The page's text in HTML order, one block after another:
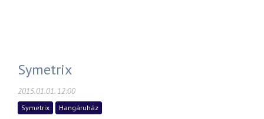
Symetrix
2015.01.01. 12:00
Symetrix Hangáruház